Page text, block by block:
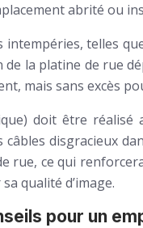
abrité ou
telles
la platine de rue
mais sans excès
doit être
disgracieux
ce qui
qualité d’image.
pour un